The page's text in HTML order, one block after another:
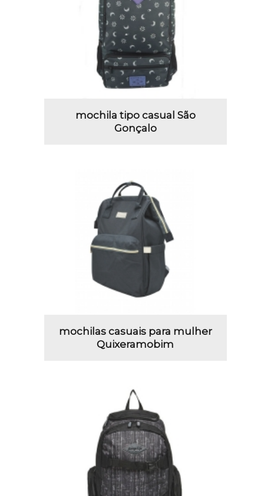
mochila tipo casual São
Gonçalo
mochilas casuais para mulher
Quixeramobim